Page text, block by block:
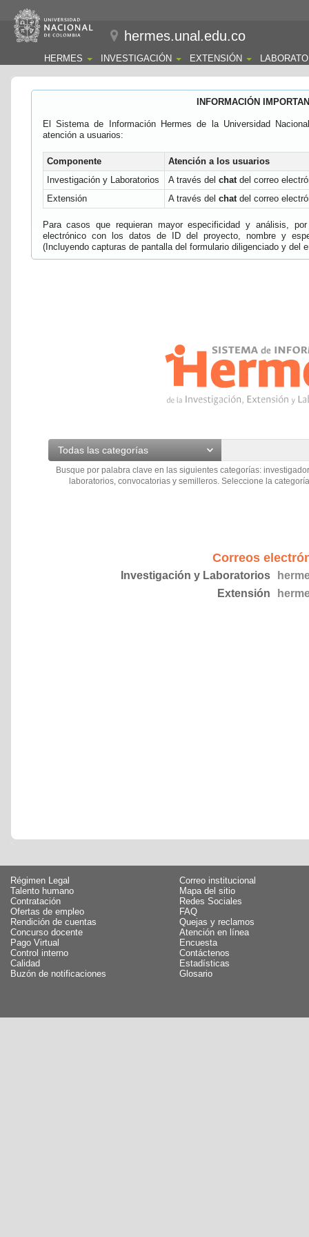
hermes.unal.edu.co
HERMES INVESTIGACIÓN EXTENSIÓN
INFORMACIÓN
El Sistema de Información Hermes de la Universidad
atención a usuarios:
Componente
Atención a los usuarios
Investigación y Laboratorios
A través del chatdel correo
Extensión
A través del chatdel correo
Para casos que requieran mayor especificidad y análisis,
electrónico con los datos de ID del proyecto, nombre y
(Incluyendo capturas de pantalla del formulario diligenciado y del
Todas las categorías
Busque por palabra clave en las siguientes categorías:
laboratorios, convocatorias y semilleros. Seleccione la
Correos
Investigación y Laboratorios
Extensión
Régimen Legal
Talento humano
Contratación
Ofertas de empleo
Rendición de cuentas
Concurso docente
Pago Virtual
Control interno
Calidad
Buzón de notificaciones
Correo institucional
Mapa del sitio
Redes Sociales
FAQ
Quejas y reclamos
Atención en línea
Encuesta
Contáctenos
Estadísticas
Glosario